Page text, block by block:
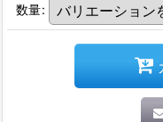
数量: